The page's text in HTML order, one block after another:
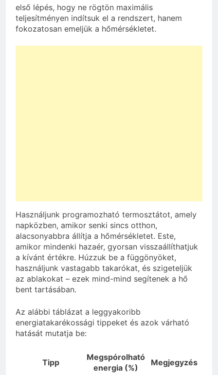
első lépés, hogy ne rögtön maximális
teljesítményen indítsuk el a rendszert, hanem
fokozatosan emeljük a hőmérsékletet.
Használjunk programozható termosztátot, amely
napközben, amikor senki sincs otthon,
alacsonyabbra állítja a hőmérsékletet. Este,
amikor mindenki hazaér, gyorsan visszaállíthatjuk
a kívánt értékre. Húzzuk be a függönyöket,
használjunk vastagabb takarókat, és szigeteljük
az ablakokat – ezek mind-mind segítenek a hő
bent tartásában.
Az alábbi táblázat a leggyakoribb
energiatakarékossági tippeket és azok várható
hatását mutatja be:
Tipp
Megspórolható
energia (%)
Megjegyzés